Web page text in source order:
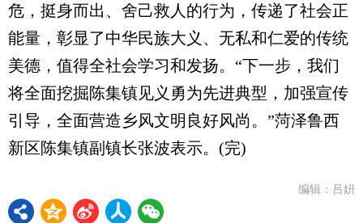
危，挺身而出、舍己救人的行为，传递了社会正
能量，彰显了中华民族大义、无私和仁爱的传统
美德，值得全社会学习和发扬。“下一步，我们
将全面挖掘陈集镇见义勇为先进典型，加强宣传
引导，全面营造乡风文明良好风尚。”菏泽鲁西
新区陈集镇副镇长张波表示。(完)
编辑：吕姸